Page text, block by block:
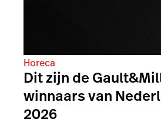
Horeca
Dit zijn de
winnaars van
2026